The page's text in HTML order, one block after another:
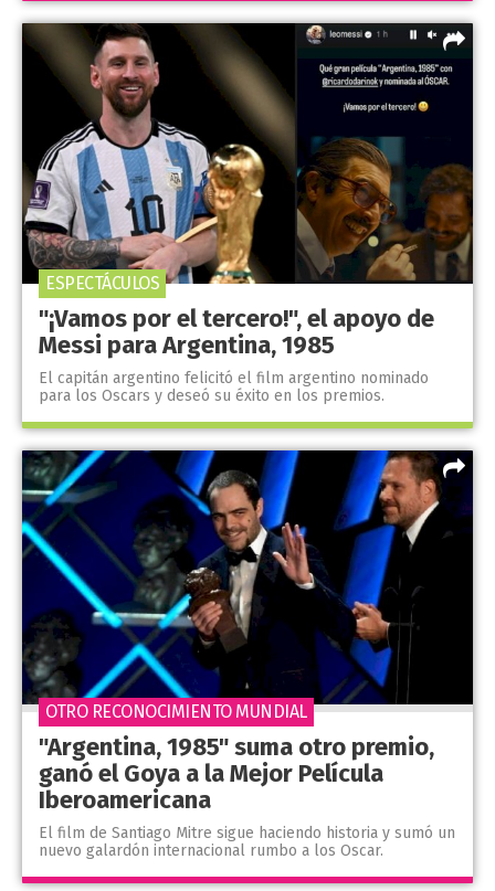
"¡Vamos por el tercero!", el apoyo de
Messi para Argentina, 1985
El capitán argentino felicitó el film argentino nominado
para los Oscars y deseó su éxito en los premios.
ESPECTÁCULOS
"Argentina, 1985" suma otro premio,
ganó el Goya a la Mejor Película
Iberoamericana
El film de Santiago Mitre sigue haciendo historia y sumó un
nuevo galardón internacional rumbo a los Oscar.
OTRO RECONOCIMIENTO MUNDIAL